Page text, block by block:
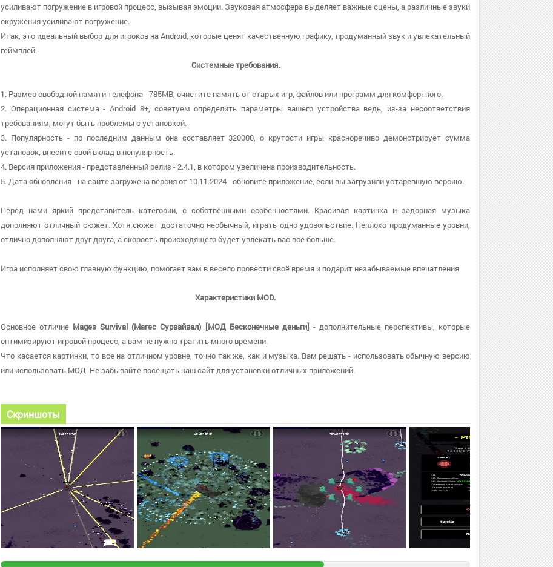
усиливают погружение в игровой процесс, вызывая эмоции. Звуковая атмосфера выделяет важные сцены, а различные звуки
окружения усиливают погружение.
Итак, это идеальный выбор для игроков на Android, которые ценят качественную графику, продуманный звук и увлекательный
геймплей.
Системные требования.
1. Размер свободной памяти телефона - 785MB, очистите память от старых игр, файлов или программ для комфортного.
2. Операционная система - Android 8+, советуем определить параметры вашего устройства ведь, из-за несоответствия
требованиям, могут быть проблемы с установкой.
3. Популярность - по последним данным она составляет 320000, о крутости игры красноречиво демонстрирует сумма
установок, внесите свой вклад в популярность.
4. Версия приложения - представленный релиз - 2.4.1, в котором увеличена производительность.
5. Дата обновления - на сайте загружена версия от 10.11.2024 - обновите приложение, если вы загрузили устаревшую версию.
Перед нами яркий представитель категории, с собственными особенностями. Красивая картинка и задорная музыка
дополняют отличный сюжет. Хотя сюжет достаточно необычный, играть одно удовольствие. Неплохо продуманные уровни,
отлично дополняют друг друга, а скорость происходящего будет увлекать вас все больше.
Игра исполняет свою главную функцию, помогает вам в весело провести своё время и подарит незабываемые впечатления.
Характеристики MOD.
Основное отличие Mages Survival (Магес Сурвайвал) [МОД Бесконечные деньги] - дополнительные перспективы, которые
оптимизируют игровой процесс, а вам не нужно тратить много времени.
Что касается картинки, то все на отличном уровне, точно так же, как и музыка. Вам решать - использовать обычную версию
или использовать МОД. Не забывайте посещать наш сайт для установки отличных приложений.
Скриншоты